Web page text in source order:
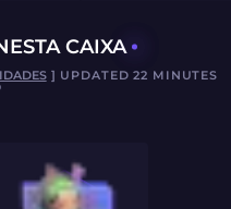
CAIXA
] UPDATED 22 MINUTES